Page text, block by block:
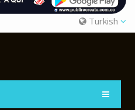
Turkish